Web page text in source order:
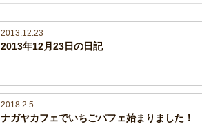
2013.12.23
2013年12月23日の日記
2018.2.5
ナガヤカフェでいちごパフェ始まりました！